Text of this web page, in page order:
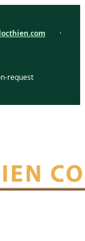
·
request